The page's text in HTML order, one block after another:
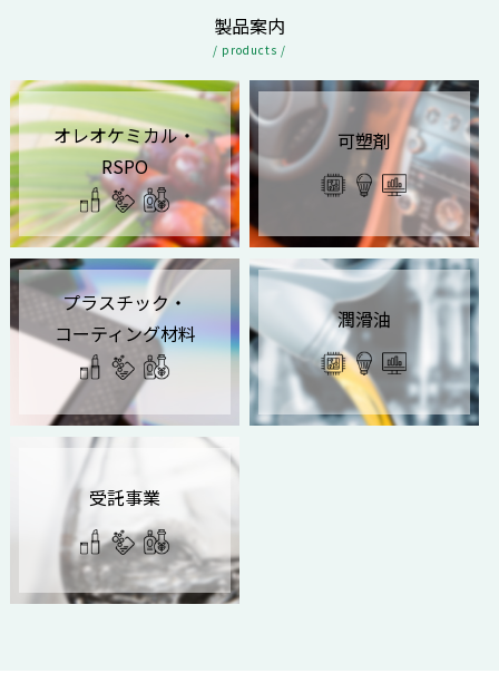
製品案内
/ products /
オレオケミカル・
RSPO
可塑剤
プラスチック・
コーティング材料
潤滑油
受託事業